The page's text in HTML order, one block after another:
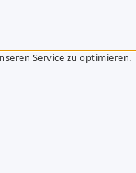
Service zu optimieren.